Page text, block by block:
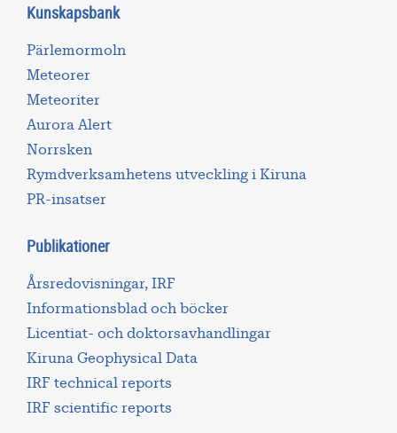
Kunskapsbank
Pärlemormoln
Meteorer
Meteoriter
Aurora Alert
Norrsken
Rymdverksamhetens utveckling i Kiruna
PR-insatser
Publikationer
Årsredovisningar, IRF
Informationsblad och böcker
Licentiat- och doktorsavhandlingar
Kiruna Geophysical Data
IRF technical reports
IRF scientific reports